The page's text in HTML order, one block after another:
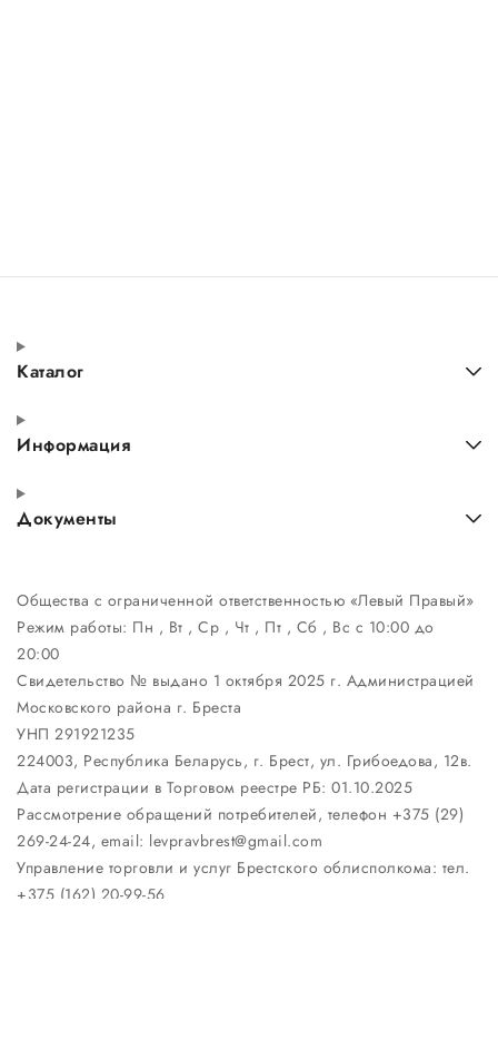
Каталог
Информация
Документы
Общества с ограниченной ответственностью «Левый Правый»
Режим работы: Пн , Вт , Ср , Чт , Пт , Сб , Вс c 10:00 до
20:00
Свидетельство № выдано 1 октября 2025 г. Администрацией
Московского района г. Бреста
УНП 291921235
224003, Республика Беларусь, г. Брест, ул. Грибоедова, 12в.
Дата регистрации в Торговом реестре РБ: 01.10.2025
Рассмотрение обращений потребителей, телефон +375 (29)
269-24-24, email: levpravbrest@gmail.com
Управление торговли и услуг Брестского облисполкома: тел.
+375 (162) 20-99-56